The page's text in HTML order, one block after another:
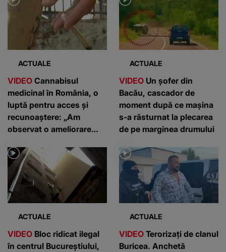
ACTUALE
VIDEO Cannabisul
medicinal în România, o
luptă pentru acces și
recunoaștere: „Am
observat o ameliorare
ACTUALE
VIDEO Un șofer din
Bacău, cascador de
moment după ce mașina
s-a răsturnat la plecarea
de pe marginea drumului
ACTUALE
VIDEO Bloc ridicat ilegal
în centrul Bucureștiului,
ACTUALE
VIDEO Terorizați de clanul
Buricea. Anchetă